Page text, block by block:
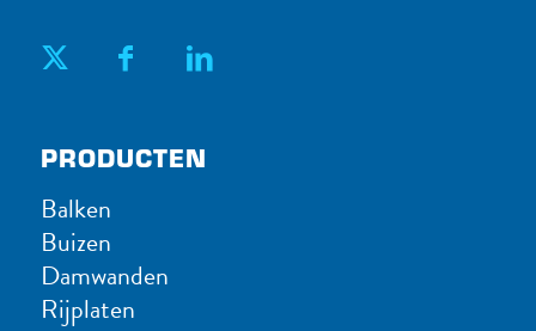
PRODUC​TEN
Balken
Buizen
Damwanden
Rijplaten